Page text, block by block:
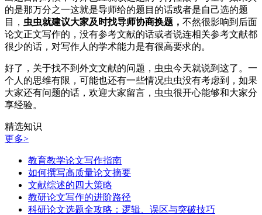
的是那万分之一这就是导师给的题目的话或者是自己选的题
目， 虫虫就建议大家及时找导师协商换题， 不然很影响到后面
论文正文写作的，没有参考文献的话或者说连相关参考文献都
很少的话，对写作人的学术能力是有很高要求的。
好了，关于找不到外文文献的问题，虫虫今天就说到这了。一
个人的思维有限，可能也还有一些情况虫虫没有考虑到，如果
大家还有问题的话，欢迎大家留言，虫虫很开心能够和大家分
享经验。
精选知识
更多>
教育教学论文写作指南
如何撰写高质量论文摘要
文献综述的四大策略
教研论文写作的进阶路径
科研论文选题全攻略：逻辑、误区与突破技巧